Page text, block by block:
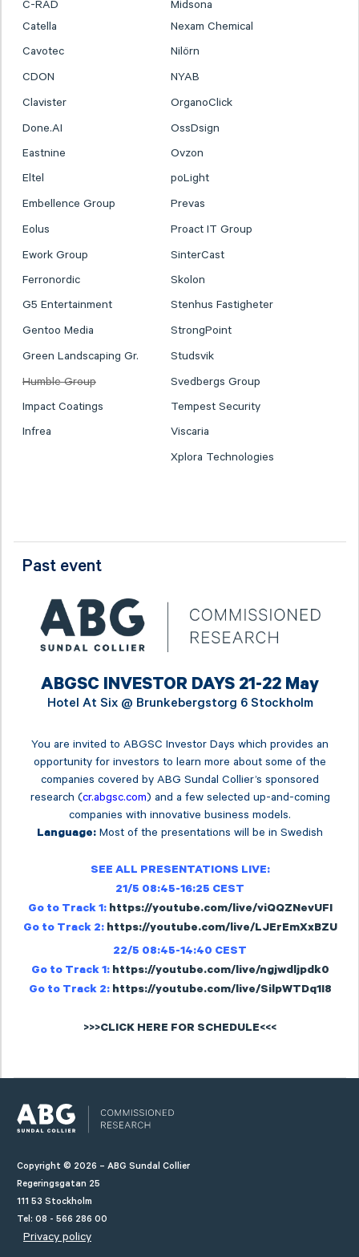
C-RAD
Midsona
Catella
Nexam Chemical
Cavotec
Nilörn
CDON
NYAB
Clavister
OrganoClick
Done.AI
OssDsign
Eastnine
Ovzon
Eltel
poLight
Embellence Group
Prevas
Eolus
Proact IT Group
Ework Group
SinterCast
Ferronordic
Skolon
G5 Entertainment
Stenhus Fastigheter
Gentoo Media
StrongPoint
Green Landscaping Gr.
Studsvik
Humble Group
Svedbergs Group
Impact Coatings
Tempest Security
Infrea
Viscaria
Xplora Technologies
Past event
ABGSC INVESTOR DAYS 21-22 May
Hotel At Six @ Brunkebergstorg 6 Stockholm
You are invited to ABGSC Investor Days which provides an
opportunity for investors to learn more about some of the
companies covered by ABG Sundal Collier’s sponsored
research (cr.abgsc.com) and a few selected up-and-coming
companies with innovative business models.
Language: Most of the presentations will be in Swedish
SEE ALL PRESENTATIONS LIVE:
21/5 08:45-16:25 CEST
Go to Track 1: https://youtube.com/live/viQQZNevUFI
Go to Track 2: https://youtube.com/live/LJErEmXxBZU
22/5 08:45-14:40 CEST
Go to Track 1: https://youtube.com/live/ngjwdljpdk0
Go to Track 2: https://youtube.com/live/SilpWTDq1I8
>>>CLICK HERE FOR SCHEDULE<<<
Copyright © 2026 – ABG Sundal Collier
Regeringsgatan 25
111 53 Stockholm
Tel: 08 - 566 286 00
Privacy policy